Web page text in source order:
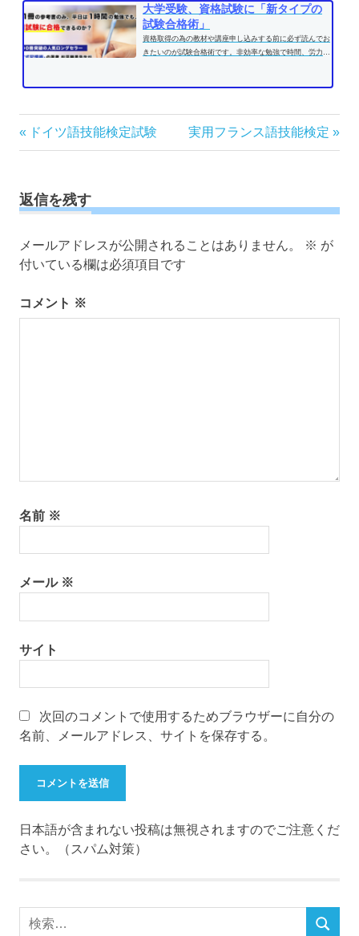
大学受験、資格試験に「新タイプの
試験合格術」
資格取得の為の教材や講座申し込みする前に必ず読んでお
きたいのが試験合格術です。非効率な勉強で時間、労力を
投
稿
ビ
ゲ
シ
ン
前
の
事:
ドイツ語技能検定試験
次
の
実用フランス語技能検定
返信を残す
メールアドレスが公開されることはありません。 ※ が
付いている欄は必須項目です
コメント ※
名前 ※
メール ※
サイト
次回のコメントで使用するためブラウザーに自分の
名前、メールアドレス、サイトを保存する。
日本語が含まれない投稿は無視されますのでご注意くだ
さい。（スパム対策）
検
検